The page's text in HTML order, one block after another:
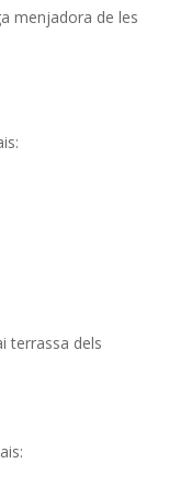
menjadora de les
terrassa dels